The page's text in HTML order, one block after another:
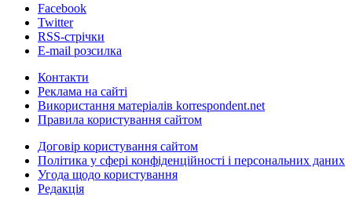
Facebook
Twitter
RSS-стрічки
E-mail розсилка
Контакти
Реклама на сайті
Використання матеріалів korrespondent.net
Правила користування сайтом
Договір користування сайтом
Політика у сфері конфіденційності і персональних даних
Угода щодо користування
Редакція